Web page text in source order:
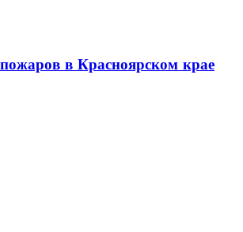
в Красноярском крае